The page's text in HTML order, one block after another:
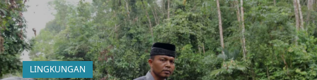
LINGKUNGAN